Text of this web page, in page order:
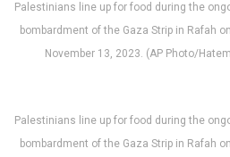
Palestinians line up for food during the
bombardment of the Gaza Strip in Rafah
November 13, 2023. (AP Photo/
Palestinians line up for food during the
bombardment of the Gaza Strip in Rafah